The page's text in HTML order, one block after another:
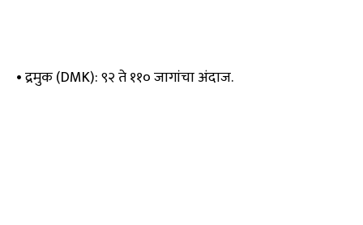
• द्रमुक (DMK): ९२ ते ११० जागांचा अंदाज.